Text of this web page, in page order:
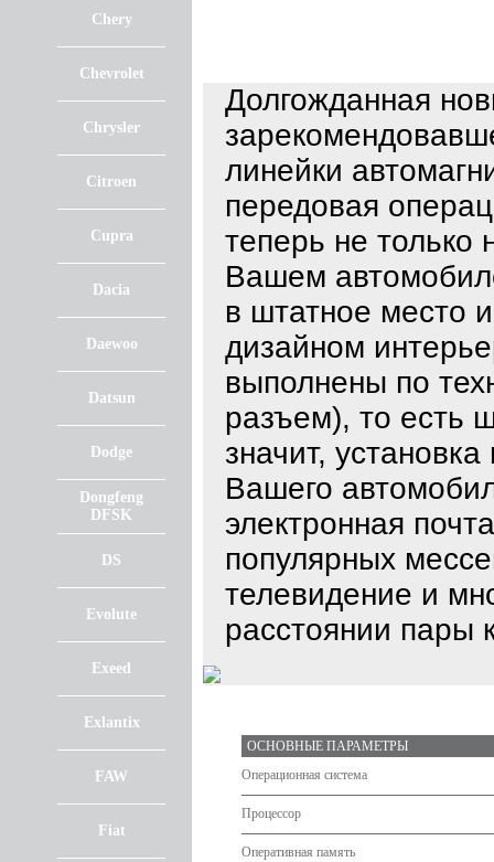
Chery
Chevrolet
Chrysler
Citroen
Cupra
Dacia
Daewoo
Datsun
Dodge
Dongfeng
DFSK
DS
Evolute
Exeed
Exlantix
FAW
Fiat
Долгожданная
линейки
передовая
теперь не
Вашем
в штатное место
дизайном
выполнены по
разъем), то есть
значит,
Вашего
электронная
популярных
телевидение и
расстоянии пары
ОСНОВНЫЕ ПАРАМЕТРЫ
Операционная система
Процессор
Оперативная память